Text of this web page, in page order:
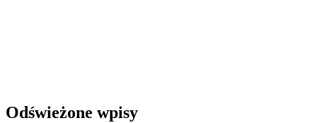
Odświeżone wpisy